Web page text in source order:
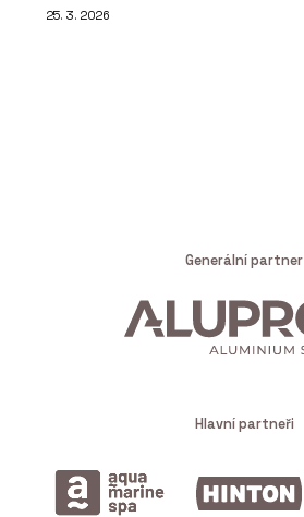
25. 3. 2026
Generální partner
Hlavní partneři